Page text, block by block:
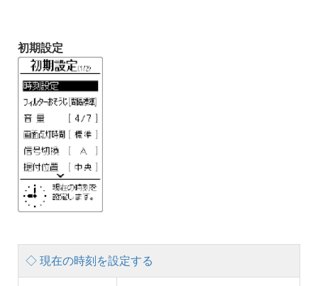
初期設定
◇ 現在の時刻を設定する